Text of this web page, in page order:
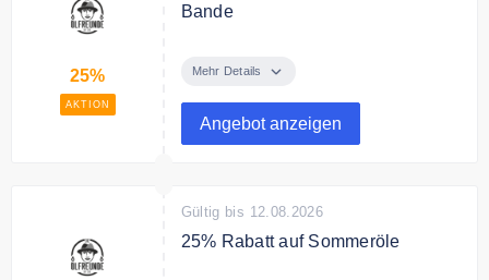
25%
AKTION
Bande
Bio Keltenfreund, Bio
Bio Leindotterfreund
Mehr Details
Angebot anzeigen
Gültig bis 12.08.2026
25% Rabatt auf Sommeröle